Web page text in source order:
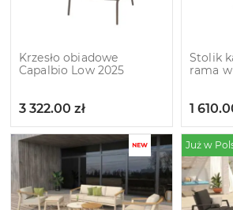
Krzesło obiadowe
Capalbio Low 2025
3 322.00 zł
Stolik
rama
1
Już w